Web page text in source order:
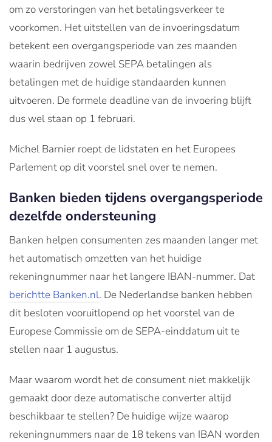
om zo verstoringen van het betalingsverkeer te
voorkomen. Het uitstellen van de invoeringsdatum
betekent een overgangsperiode van zes maanden
waarin bedrijven zowel SEPA betalingen als
betalingen met de huidige standaarden kunnen
uitvoeren. De formele deadline van de invoering blijft
dus wel staan op 1 februari.
Michel Barnier roept de lidstaten en het Europees
Parlement op dit voorstel snel over te nemen.
Banken bieden tijdens overgangsperiode
dezelfde ondersteuning
Banken helpen consumenten zes maanden langer met
het automatisch omzetten van het huidige
rekeningnummer naar het langere IBAN-nummer. Dat
berichtte Banken.nl. De Nederlandse banken hebben
dit besloten vooruitlopend op het voorstel van de
Europese Commissie om de SEPA-einddatum uit te
stellen naar 1 augustus.
Maar waarom wordt het de consument niet makkelijk
gemaakt door deze automatische converter altijd
beschikbaar te stellen? De huidige wijze waarop
rekeningnummers naar de 18 tekens van IBAN worden